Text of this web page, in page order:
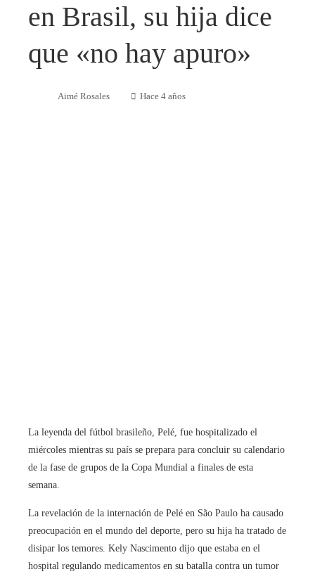
en Brasil, su hija dice
que «no hay apuro»
Aimé Rosales Hace 4 años
La leyenda del fútbol brasileño, Pelé, fue hospitalizado el
miércoles mientras su país se prepara para concluir su calendario
de la fase de grupos de la Copa Mundial a finales de esta
semana.
La revelación de la internación de Pelé en São Paulo ha causado
preocupación en el mundo del deporte, pero su hija ha tratado de
disipar los temores. Kely Nascimento dijo que estaba en el
hospital regulando medicamentos en su batalla contra un tumor